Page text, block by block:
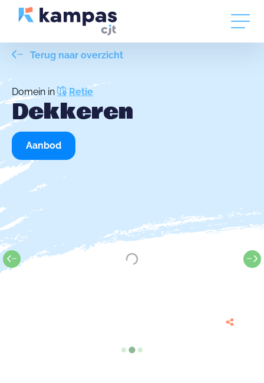
Terug naar overzicht
Domein in Retie
Dekkeren
Aanbod